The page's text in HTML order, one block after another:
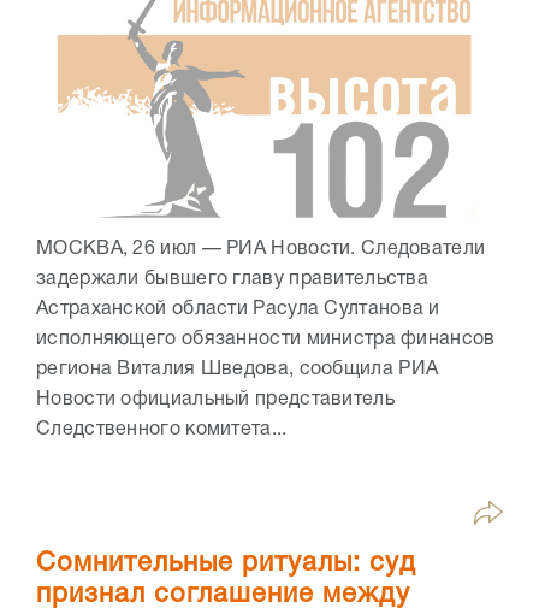
МОСКВА, 26 июл — РИА Новости. Следователи
задержали бывшего главу правительства
Астраханской области Расула Султанова и
исполняющего обязанности министра финансов
региона Виталия Шведова, сообщила РИА
Новости официальный представитель
Следственного комитета...
Сомнительные ритуалы: суд
признал соглашение между